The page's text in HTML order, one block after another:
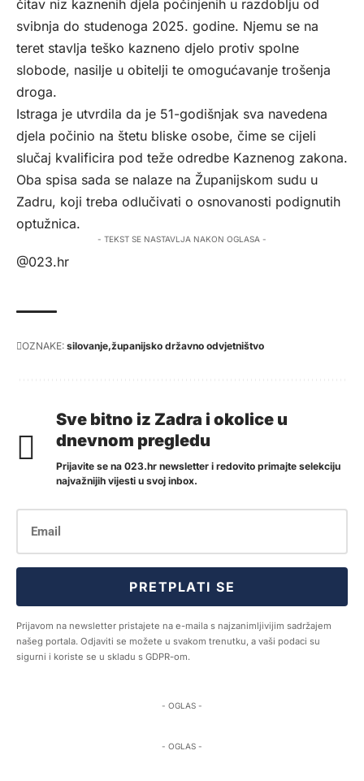
čitav niz kaznenih djela počinjenih u razdoblju od
svibnja do studenoga 2025. godine. Njemu se na
teret stavlja teško kazneno djelo protiv spolne
slobode, nasilje u obitelji te omogućavanje trošenja
droga.
Istraga je utvrdila da je 51-godišnjak sva navedena
djela počinio na štetu bliske osobe, čime se cijeli
slučaj kvalificira pod teže odredbe Kaznenog zakona.
Oba spisa sada se nalaze na Županijskom sudu u
Zadru, koji treba odlučivati o osnovanosti podignutih
optužnica.
- TEKST SE NASTAVLJA NAKON OGLASA -
@023.hr
OZNAKE: silovanje županijsko državno odvjetništvo
Sve bitno iz Zadra i okolice u
dnevnom pregledu
Prijavite se na 023.hr newsletter i redovito primajte selekciju
najvažnijih vijesti u svoj inbox.
PRETPLATI SE
Prijavom na newsletter pristajete na e-maila s najzanimljivijim sadržajem
našeg portala. Odjaviti se možete u svakom trenutku, a vaši podaci su
sigurni i koriste se u skladu s GDPR-om.
- OGLAS -
- OGLAS -